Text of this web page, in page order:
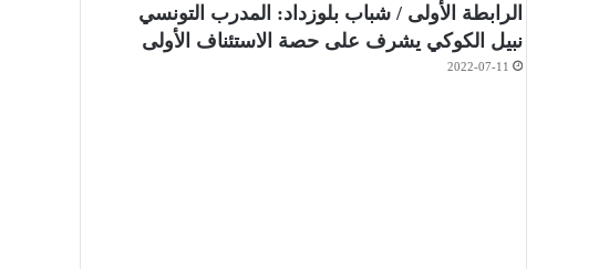
الرابطة الأولى / شباب بلوزداد: المدرب التونسي
نبيل الكوكي يشرف على حصة الاستئناف الأولى
2022-07-11